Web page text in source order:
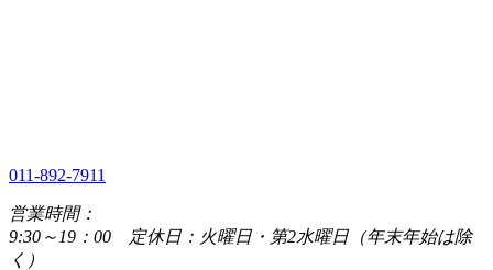
011-892-7911
営業時間：
9:30～19：00 定休日：火曜日・第2水曜日（年末年始は除
く）